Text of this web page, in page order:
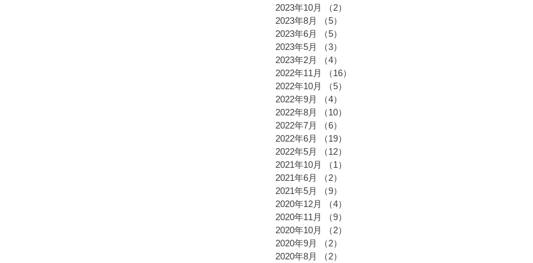
2023年10月
（2）
2023年8月
（5）
2023年6月
（5）
2023年5月
（3）
2023年2月
（4）
2022年11月
（16）
2022年10月
（5）
2022年9月
（4）
2022年8月
（10）
2022年7月
（6）
2022年6月
（19）
2022年5月
（12）
2021年10月
（1）
2021年6月
（2）
2021年5月
（9）
2020年12月
（4）
2020年11月
（9）
2020年10月
（2）
2020年9月
（2）
2020年8月
（2）